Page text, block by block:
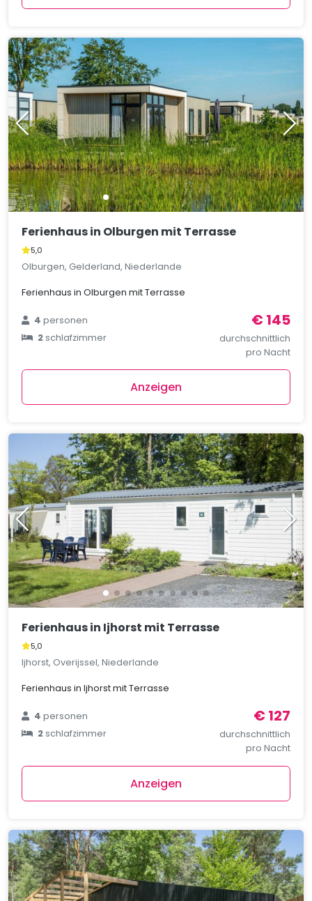
Ferienhaus in Olburgen mit Terrasse
5,0
Olburgen, Gelderland, Niederlande
Ferienhaus in Olburgen mit Terrasse
4personen
2schlafzimmer
€ 145
durchschnittlich
pro Nacht
Anzeigen
Ferienhaus in Ijhorst mit Terrasse
5,0
Ijhorst, Overijssel, Niederlande
Ferienhaus in Ijhorst mit Terrasse
4personen
2schlafzimmer
€ 127
durchschnittlich
pro Nacht
Anzeigen